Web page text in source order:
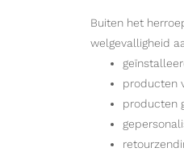
Buiten het
welgevalligheid
producten
producten